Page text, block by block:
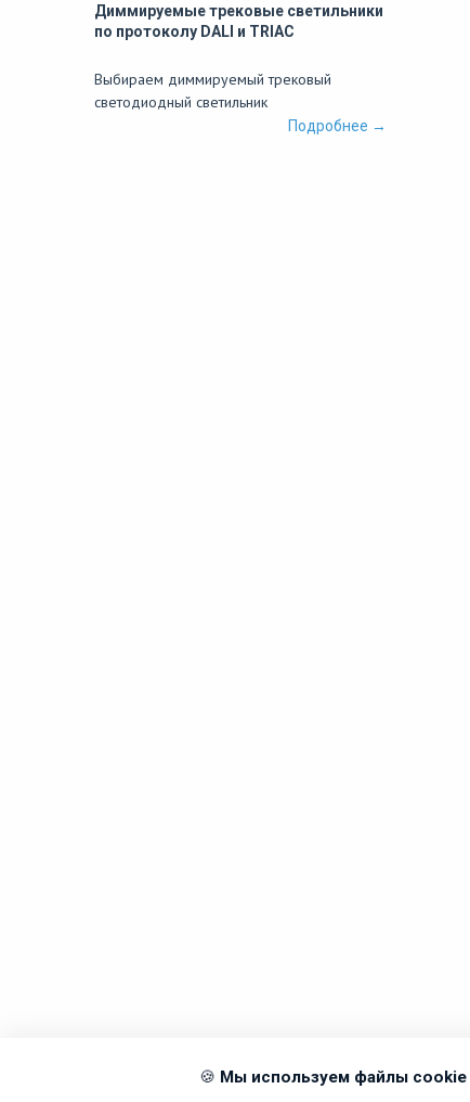
Диммируемые трековые светильники
по протоколу DALI и TRIAC
Выбираем диммируемый трековый
светодиодный светильник
Подробнее →
🍪 Мы используем файлы cookie